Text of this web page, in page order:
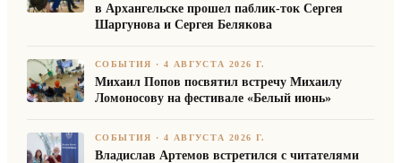
в Архангельске прошел паблик-ток Сергея
Шаргунова и Сергея Белякова
СОБЫТИЯ ·4 АВГУСТА 2026 Г.
Михаил Попов посвятил встречу Михаилу
Ломоносову на фестивале «Белый июнь»
СОБЫТИЯ ·4 АВГУСТА 2026 Г.
Владислав Артемов встретился с читателями